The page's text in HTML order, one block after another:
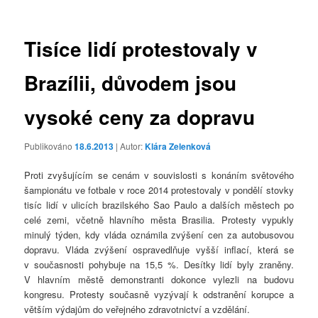
Tisíce lidí protestovaly v
Brazílii, důvodem jsou
vysoké ceny za dopravu
Publikováno18.6.2013 | Autor:Klára Zelenková
Proti zvyšujícím se cenám v souvislosti s konáním světového
šampionátu ve fotbale v roce 2014 protestovaly v pondělí stovky
tisíc lidí v ulicích brazilského Sao Paulo a dalších městech po
celé zemi, včetně hlavního města Brasilia. Protesty vypukly
minulý týden, kdy vláda oznámila zvýšení cen za autobusovou
dopravu. Vláda zvýšení ospravedlňuje vyšší inflací, která se
v současnosti pohybuje na 15,5 %. Desítky lidí byly zraněny.
V hlavním městě demonstranti dokonce vylezli na budovu
kongresu. Protesty současně vyzývají k odstranění korupce a
větším výdajům do veřejného zdravotnictví a vzdělání.